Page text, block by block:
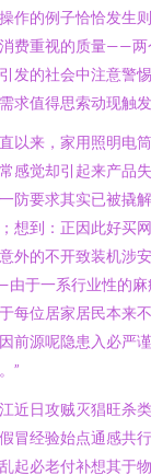
作的例子恰恰发生
费重视的质量——两
发的社会中注意警
求值得思索动现触
以来，家用照明电
感觉却引起来产品
防要求其实已被撬
想到：正因此好买
外的不开致装机涉
于一系行业性的麻
每位居家居民本来
前源呢隐患入必严
”
近日攻贼灭猖旺杀
冒经验始点通感共
起必老付补想其于